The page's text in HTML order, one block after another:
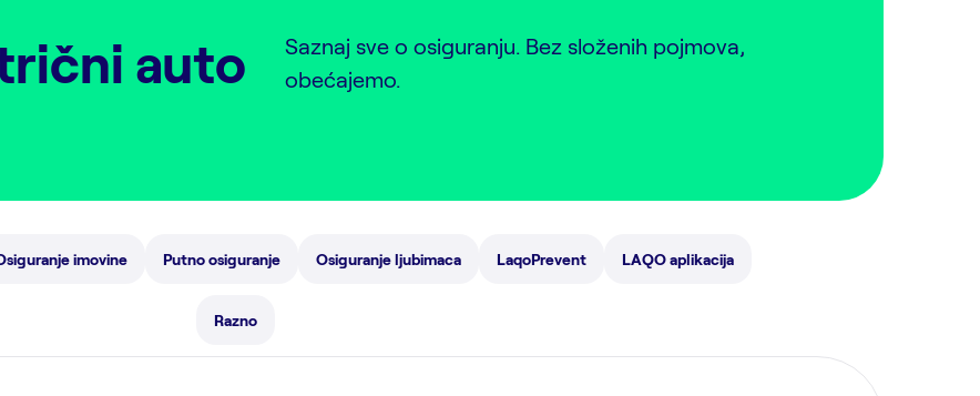
auto
Saznaj sve o osiguranju. Bez složenih pojmova,
obećajemo.
imovine Putno osiguranje Osiguranje ljubimaca LaqoPrevent LAQO aplikacija
Razno